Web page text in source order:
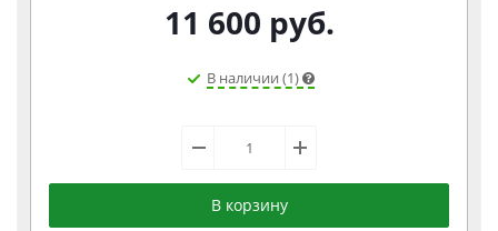
11 600 руб.
В наличии (1)
В корзину